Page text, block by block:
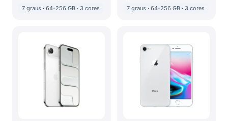
7 graus · 64-256 GB · 3 cores 7 graus · 64-256 GB · 3 cores